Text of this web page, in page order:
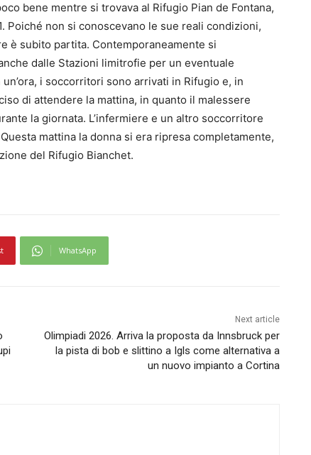
bene mentre si trovava al Rifugio Pian de Fontana,
Poiché non si conoscevano le sue reali condizioni,
è subito partita. Contemporaneamente si
dalle Stazioni limitrofie per un eventuale
i soccorritori sono arrivati in Rifugio e, in
di attendere la mattina, in quanto il malessere
la giornata. L’infermiere e un altro soccorritore
mattina la donna si era ripresa completamente,
del Rifugio Bianchet.
WhatsApp
Next article
Olimpiadi 2026. Arriva la proposta da Innsbruck per
la pista di bob e slittino a Igls come alternativa a
un nuovo impianto a Cortina